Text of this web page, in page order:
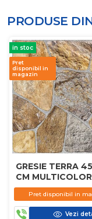
PRODUSE
in stoc
Pret
disponibil in
magazin
GRESIE TERRA
CM MULTICOLOR
Pret disponibil in
Vezi